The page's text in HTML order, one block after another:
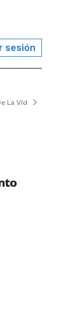
sesión
La Vida El Jardinero